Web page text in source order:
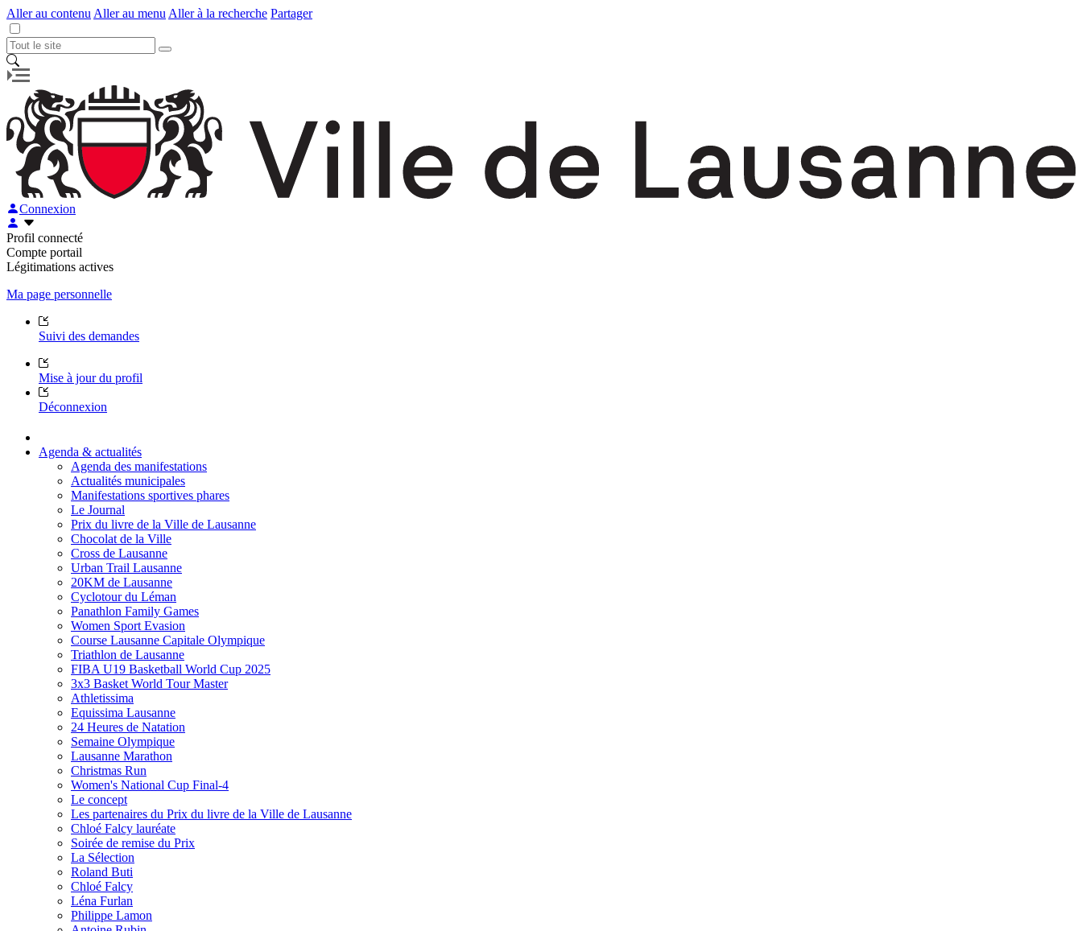
Aller au contenu Aller au menu Aller à la recherche Partager
Connexion
Profil connecté
Compte portail
Légitimations actives
Ma page personnelle
Suivi des demandes
Mise à jour du profil
Déconnexion
Agenda & actualités
Agenda des manifestations
Actualités municipales
Manifestations sportives phares
Le Journal
Prix du livre de la Ville de Lausanne
Chocolat de la Ville
Cross de Lausanne
Urban Trail Lausanne
20KM de Lausanne
Cyclotour du Léman
Panathlon Family Games
Women Sport Evasion
Course Lausanne Capitale Olympique
Triathlon de Lausanne
FIBA U19 Basketball World Cup 2025
3x3 Basket World Tour Master
Athletissima
Equissima Lausanne
24 Heures de Natation
Semaine Olympique
Lausanne Marathon
Christmas Run
Women's National Cup Final-4
Le concept
Les partenaires du Prix du livre de la Ville de Lausanne
Chloé Falcy lauréate
Soirée de remise du Prix
La Sélection
Roland Buti
Chloé Falcy
Léna Furlan
Philippe Lamon